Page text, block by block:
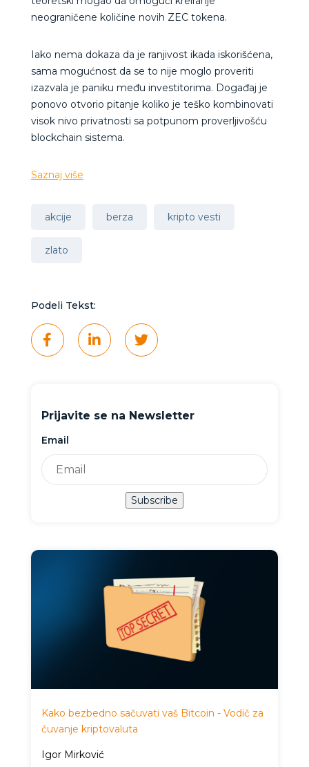
neograničene količine novih ZEC tokena.
Iako nema dokaza da je ranjivost ikada iskorišćena,
sama mogućnost da se to nije moglo proveriti
izazvala je paniku među investitorima. Događaj je
ponovo otvorio pitanje koliko je teško kombinovati
visok nivo privatnosti sa potpunom proverljivošću
blockchain sistema.
Saznaj više
akcije berza kripto vesti
zlato
Podeli Tekst:
Prijavite se na Newsletter
Email
Subscribe
Kako bezbedno sačuvati vaš Bitcoin - Vodič za
čuvanje kriptovaluta
Igor Mirković